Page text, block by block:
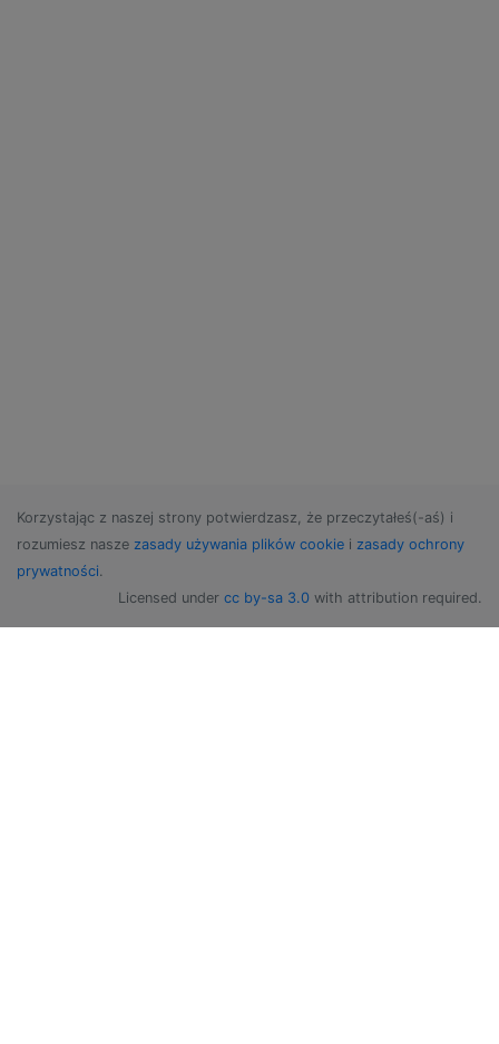
Korzystając z naszej strony potwierdzasz, że przeczytałeś(-aś) i
rozumiesz nasze zasady używania plików cookie i zasady ochrony
prywatności.
Licensed under cc by-sa 3.0 with attribution required.